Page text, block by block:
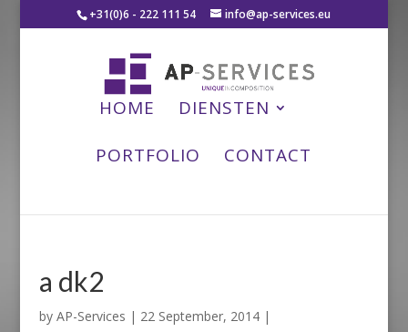
+31(0)6 - 222 111 54 info@ap-services.eu
HOME
DIENSTEN
PORTFOLIO
CONTACT
a dk2
by AP-Services | 22 September, 2014|